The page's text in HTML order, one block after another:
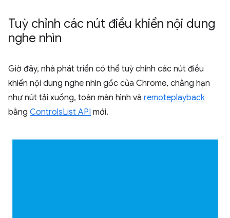
Tuỳ chỉnh các nút điều khiển nội dung
nghe nhìn
Giờ đây, nhà phát triển có thể tuỳ chỉnh các nút điều
khiển nội dung nghe nhìn gốc của Chrome, chẳng hạn
như nút tải xuống, toàn màn hình và remoteplayback
bằng ControlsList API mới.